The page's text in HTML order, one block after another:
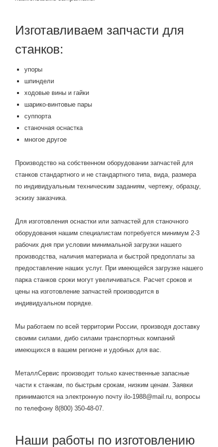
Изготавливаем запчасти для
станков:
упоры
шпиндели
ходовые вины и гайки
шарико-винтовые пары
суппорта
станочная оснастка
многое другое
Производство на собственном оборудовании запчастей для
станков стандартного и не стандартного типа, вида, размера
по индивидуальным техническим заданиям, чертежу, образцу,
эскизу заказчика.
Для изготовления оснастки или запчастей для станочного
оборудования нашим специалистам потребуется минимум 2-3
рабочих дня при условии минимальной загрузки нашего
производства, наличия материала и быстрой предоплаты за
предоставление наших услуг. При имеющейся загрузке нашего
парка станков сроки могут увеличиваться. Расчет сроков и
цены на изготовление запчастей производится в
индивидуальном порядке.
Мы работаем по всей территории России, производя доставку
своими силами, дибо силами транспортных компаний
имеющихся в вашем регионе и удобных для вас.
МеталлСервис производит только качественные запасные
части к станкам, по быстрым срокам, низким ценам. Заявки
принимаются на электронную почту ilo-1988@mail.ru, вопросы
по телефону 8(800) 350-48-07.
Наши работы по изготовлению